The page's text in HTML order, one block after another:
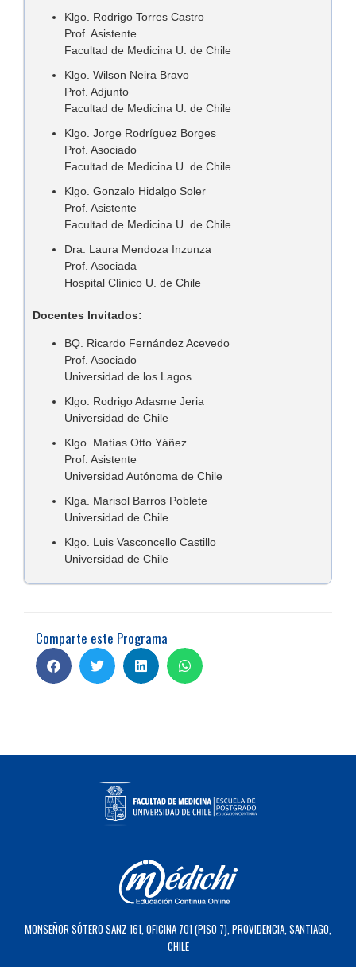
Klgo. Rodrigo Torres Castro
Prof. Asistente
Facultad de Medicina U. de Chile
Klgo. Wilson Neira Bravo
Prof. Adjunto
Facultad de Medicina U. de Chile
Klgo. Jorge Rodríguez Borges
Prof. Asociado
Facultad de Medicina U. de Chile
Klgo. Gonzalo Hidalgo Soler
Prof. Asistente
Facultad de Medicina U. de Chile
Dra. Laura Mendoza Inzunza
Prof. Asociada
Hospital Clínico U. de Chile
Docentes Invitados:
BQ. Ricardo Fernández Acevedo
Prof. Asociado
Universidad de los Lagos
Klgo. Rodrigo Adasme Jeria
Universidad de Chile
Klgo. Matías Otto Yáñez
Prof. Asistente
Universidad Autónoma de Chile
Klga. Marisol Barros Poblete
Universidad de Chile
Klgo. Luis Vasconcello Castillo
Universidad de Chile
Comparte este Programa
MONSEÑOR SÓTERO SANZ 161, OFICINA 701 (PISO 7), PROVIDENCIA, SANTIAGO,
CHILE